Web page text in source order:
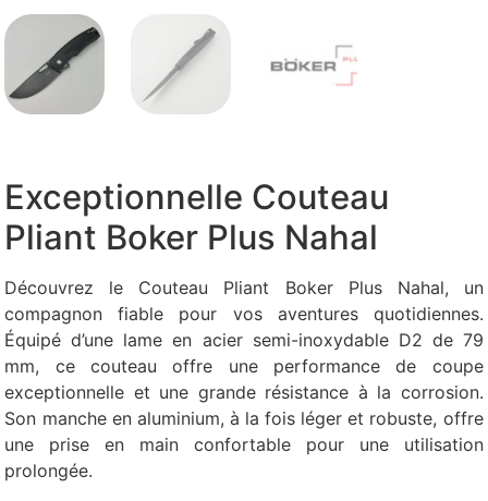
Exceptionnelle Couteau
Pliant Boker Plus Nahal
Découvrez le Couteau Pliant Boker Plus Nahal, un
compagnon fiable pour vos aventures quotidiennes.
Équipé d’une lame en acier semi-inoxydable D2 de 79
mm, ce couteau offre une performance de coupe
exceptionnelle et une grande résistance à la corrosion.
Son manche en aluminium, à la fois léger et robuste, offre
une prise en main confortable pour une utilisation
prolongée.